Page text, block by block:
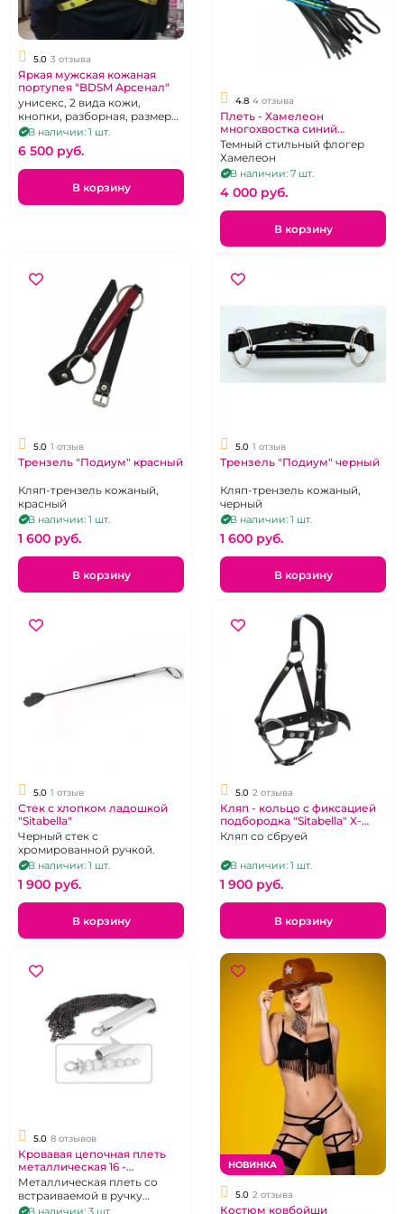
5.0 3 отзыва
Яркая мужская кожаная
портупея "BDSM Арсенал"
унисекс, 2 вида кожи,
кнопки, разборная, размер
44-54 / S-L
В наличии: 1 шт.
6 500 pуб.
В корзину
4.8 4 отзыва
Плеть - Хамелеон
многохвостка синий
перламутр "ИнтимХаус"
Темный стильный флогер
Хамелеон
В наличии: 7 шт.
4 000 pуб.
В корзину
5.0 1 отзыв
Трензель "Подиум" красный
Кляп-трензель кожаный,
красный
В наличии: 1 шт.
1 600 pуб.
В корзину
5.0 1 отзыв
Трензель "Подиум" черный
Кляп-трензель кожаный,
черный
В наличии: 1 шт.
1 600 pуб.
В корзину
5.0 1 отзыв
Стек с хлопком ладошкой
"Sitabella"
Черный стек с
хромированной ручкой.
В наличии: 1 шт.
1 900 pуб.
В корзину
5.0 2 отзыва
Кляп - кольцо с фиксацией
подбородка "Sitabella" X-
Desire
Кляп со сбруей
В наличии: 1 шт.
1 900 pуб.
В корзину
5.0 8 отзывов
Кровавая цепочная плеть
металлическая 16 -
хвостовка с пробочкой в
рукоятке
Металлическая плеть со
встраиваемой в ручку
анальной пробкой -
НОВИНКА
5.0 2 отзыва
Костюм ковбойши